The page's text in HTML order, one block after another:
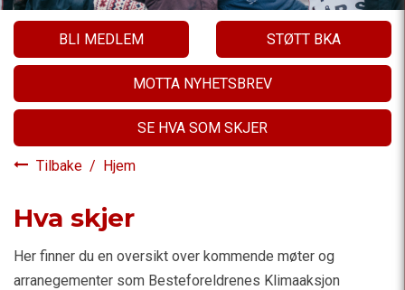
BLI MEDLEM STØTT BKA
MOTTA NYHETSBREV
SE HVA SOM SKJER
Tilbake / Hjem
Hva skjer
Her finner du en oversikt over kommende møter og
arranegementer som Besteforeldrenes Klimaaksjon